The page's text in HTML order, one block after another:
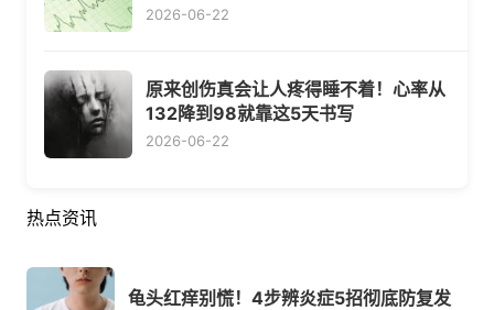
2026-06-22
原来创伤真会让人疼得睡不着！心率从
132降到98就靠这5天书写
2026-06-22
热点资讯
龟头红痒别慌！4步辨炎症5招彻底防复发